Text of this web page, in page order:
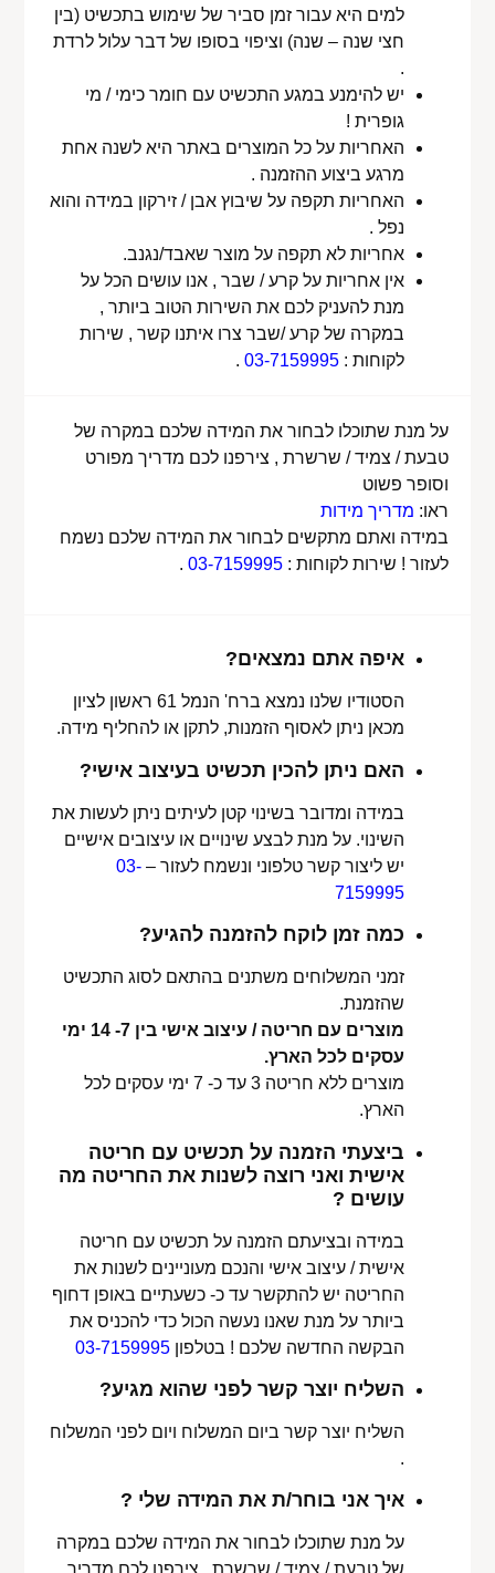
למים היא עבור זמן סביר של שימוש בתכשיט (בין
חצי שנה – שנה) וציפוי בסופו של דבר עלול לרדת
.
יש להימנע במגע התכשיט עם חומר כימי / מי
גופרית !
האחריות על כל המוצרים באתר היא לשנה אחת
מרגע ביצוע ההזמנה .
האחריות תקפה על שיבוץ אבן / זירקון במידה והוא
נפל .
אחריות לא תקפה על מוצר שאבד/נגנב.
אין אחריות על קרע / שבר , אנו עושים הכל על
מנת להעניק לכם את השירות הטוב ביותר ,
במקרה של קרע /שבר צרו איתנו קשר , שירות
לקוחות :03-7159995
.
על מנת שתוכלו לבחור את המידה שלכם במקרה של
טבעת / צמיד / שרשרת , צירפנו לכם מדריך מפורט
וסופר פשוט
ראו: מדריך מידות
במידה ואתם מתקשים לבחור את המידה שלכם נשמח
לעזור ! שירות לקוחות :03-7159995
.
איפה אתם נמצאים?
הסטודיו שלנו נמצא ברח' הנמל 61 ראשון לציון
מכאן ניתן לאסוף הזמנות, לתקן או להחליף מידה.
האם ניתן להכין תכשיט בעיצוב אישי?
במידה ומדובר בשינוי קטן לעיתים ניתן לעשות את
השינוי. על מנת לבצע שינויים או עיצובים אישיים
יש ליצור קשר טלפוני ונשמח לעזור –03-
7159995
כמה זמן לוקח להזמנה להגיע?
זמני המשלוחים משתנים בהתאם לסוג התכשיט
שהזמנת.
מוצרים עם חריטה / עיצוב אישי בין 7- 14 ימי
עסקים לכל הארץ.
מוצרים ללא חריטה 3 עד כ- 7 ימי עסקים לכל
הארץ.
ביצעתי הזמנה על תכשיט עם חריטה
אישית ואני רוצה לשנות את החריטה מה
עושים ?
במידה ובציעתם הזמנה על תכשיט עם חריטה
אישית / עיצוב אישי והנכם מעוניינים לשנות את
החריטה יש להתקשר עד כ- כשעתיים באופן דחוף
ביותר על מנת שאנו נעשה הכול כדי להכניס את
הבקשה החדשה שלכם ! בטלפון03-7159995
השליח יוצר קשר לפני שהוא מגיע?
השליח יוצר קשר ביום המשלוח ויום לפני המשלוח
.
איך אני בוחר/ת את המידה שלי ?
על מנת שתוכלו לבחור את המידה שלכם במקרה